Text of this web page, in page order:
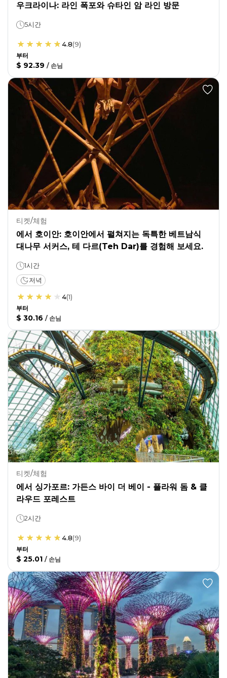
우크라이나: 라인 폭포와 슈타인 암 라인 방문
5시간
4.8(9)
부터
$ 92.39 / 손님
티켓/체험
에서 호이안: 호이안에서 펼쳐지는 독특한 베트남식
대나무 서커스, 테 다르(Teh Dar)를 경험해 보세요.
1시간
저녁
4(1)
부터
$ 30.16 / 손님
티켓/체험
에서 싱가포르: 가든스 바이 더 베이 - 플라워 돔 & 클
라우드 포레스트
2시간
4.8(9)
부터
$ 25.01 / 손님